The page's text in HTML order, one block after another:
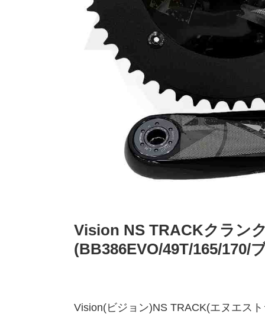
Vision NS TRACKクラン
(BB386EVO/49T/165/170/
Vision(ビジョン)NS TRACK(エヌエス